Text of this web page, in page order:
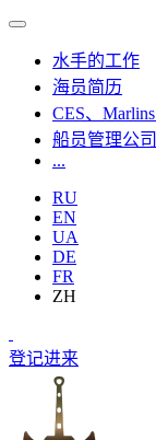
水手的工作
海员简历
CES、
船员管理公
...
RU
EN
UA
DE
FR
ZH
登记进来